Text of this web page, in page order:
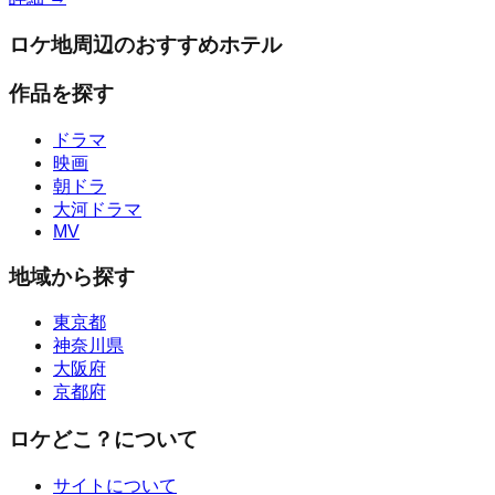
ロケ地周辺のおすすめホテル
作品を探す
ドラマ
映画
朝ドラ
大河ドラマ
MV
地域から探す
東京都
神奈川県
大阪府
京都府
ロケどこ？について
サイトについて